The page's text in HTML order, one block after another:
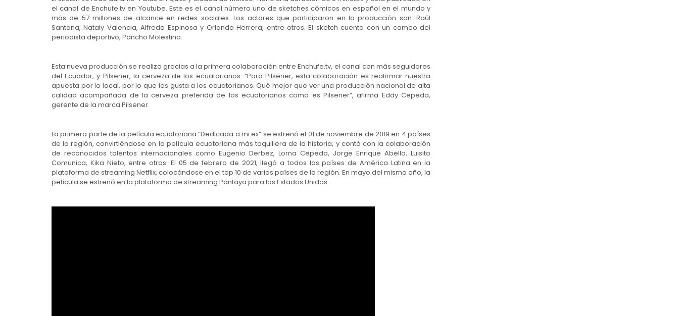
el canal de Enchufe.tv en Youtube. Este es el canal número uno de sketches cómicos en español en el mundo y
más de 57 millones de alcance en redes sociales. Los actores que participaron en la producción son: Raúl
Santana, Nataly Valencia, Alfredo Espinosa y Orlando Herrera, entre otros. El sketch cuenta con un cameo del
periodista deportivo, Pancho Molestina.
Esta nueva producción se realiza gracias a la primera colaboración entre Enchufe.tv, el canal con más seguidores
del Ecuador, y Pilsener, la cerveza de los ecuatorianos. “Para Pilsener, esta colaboración es reafirmar nuestra
apuesta por lo local, por lo que les gusta a los ecuatorianos. Qué mejor que ver una producción nacional de alta
calidad acompañada de la cerveza preferida de los ecuatorianos como es Pilsener”, afirma Eddy Cepeda,
gerente de la marca Pilsener.
La primera parte de la película ecuatoriana “Dedicada a mi ex” se estrenó el 01 de noviembre de 2019 en 4 países
de la región, convirtiéndose en la película ecuatoriana más taquillera de la historia, y contó con la colaboración
de reconocidos talentos internacionales como Eugenio Derbez, Lorna Cepeda, Jorge Enrique Abello, Luisito
Comunica, Kika Nieto, entre otros. El 05 de febrero de 2021, llegó a todos los países de América Latina en la
plataforma de streaming Netflix, colocándose en el top 10 de varios países de la región. En mayo del mismo año, la
película se estrenó en la plataforma de streaming Pantaya para los Estados Unidos.